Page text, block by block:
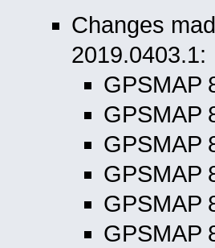
Changes
2019.0403.1:
GPSMAP
GPSMAP
GPSMAP
GPSMAP
GPSMAP
GPSMAP